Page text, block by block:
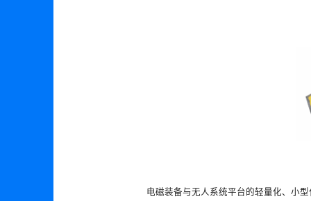
电磁装备与无人系统平台的轻量化、小